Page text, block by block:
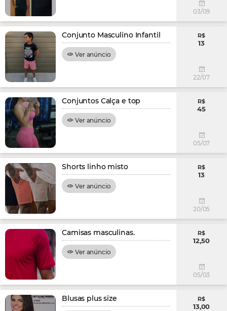
03/09
Conjunto Masculino Infantil
Ver anúncio
R$
13
22/07
Conjuntos Calça e top
Ver anúncio
R$
45
05/07
Shorts linho misto
Ver anúncio
R$
13
20/05
Camisas masculinas.
Ver anúncio
R$
12,50
05/03
Blusas plus size R$
13,00